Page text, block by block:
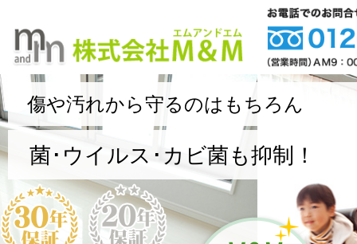
傷や汚れから守るのはもちろん
菌･ウイルス･カビ菌も抑制！